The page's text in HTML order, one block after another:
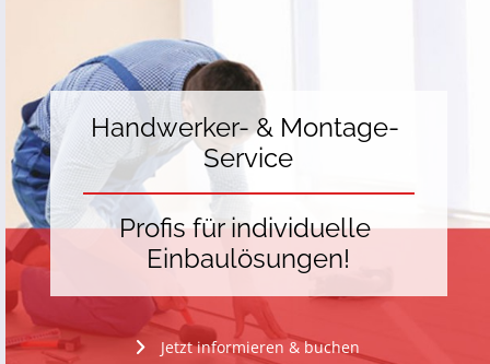
Handwerker- & Montage-
Service
Profis für individuelle
Einbaulösungen!
Jetzt informieren & buchen